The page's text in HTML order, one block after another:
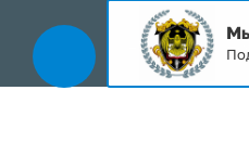
2026 © Все